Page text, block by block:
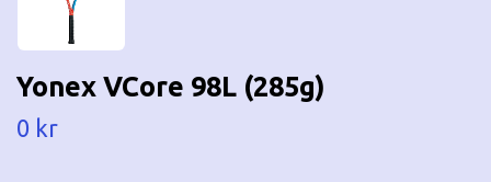
Yonex VCore 98L (285g)
0 kr